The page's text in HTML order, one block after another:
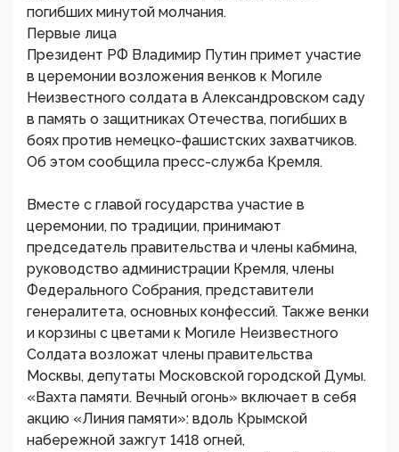
погибших минутой молчания.
Первые лица
Президент РФ Владимир Путин примет участие
в церемонии возложения венков к Могиле
Неизвестного солдата в Александровском саду
в память о защитниках Отечества, погибших в
боях против немецко-фашистских захватчиков.
Об этом сообщила пресс-служба Кремля.
Вместе с главой государства участие в
церемонии, по традиции, принимают
председатель правительства и члены кабмина,
руководство администрации Кремля, члены
Федерального Собрания, представители
генералитета, основных конфессий. Также венки
и корзины с цветами к Могиле Неизвестного
Солдата возложат члены правительства
Москвы, депутаты Московской городской Думы.
«Вахта памяти. Вечный огонь» включает в себя
акцию «Линия памяти»: вдоль Крымской
набережной зажгут 1418 огней,